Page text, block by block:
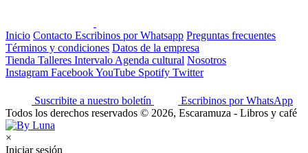
Inicio Contacto Escribinos por Whatsapp Preguntas frecuentes
Términos y condiciones Datos de la empresa
Tienda Talleres Intervalo Agenda cultural Nosotros
Instagram FacebookYouTube Spotify Twitter
Suscribite a nuestro boletín
Escribinos por WhatsApp
Todos los derechos reservados © 2026, Escaramuza - Libros y café
×
Iniciar sesión